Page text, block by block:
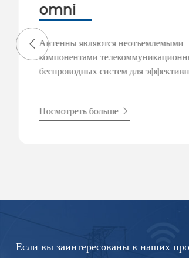
omni
Антенны являются неотъемлемыми
компонентами
беспроводных систем для
на различных антеннах,
Посмотреть больше
Если вы заинтересованы в наших